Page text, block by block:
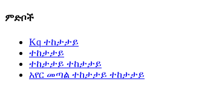
ምድቦች
Kq ተከታታይ
ተከታታይ
ተከታታይ ተከታታይ
አየር መጣል ተከታታይ ተከታታይ